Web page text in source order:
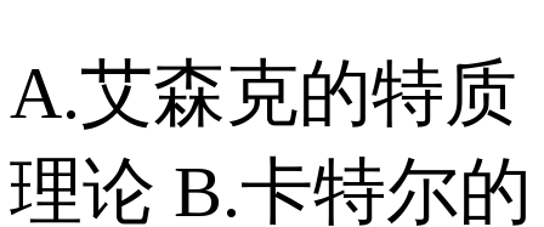
A.艾森克的特质
理论 B.卡特尔的